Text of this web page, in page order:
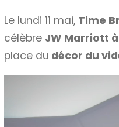
Le lundi 11 mai, Time
célèbre JW Marriott
place du décor du